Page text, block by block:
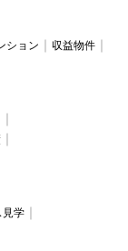
ション
収益物件
見学